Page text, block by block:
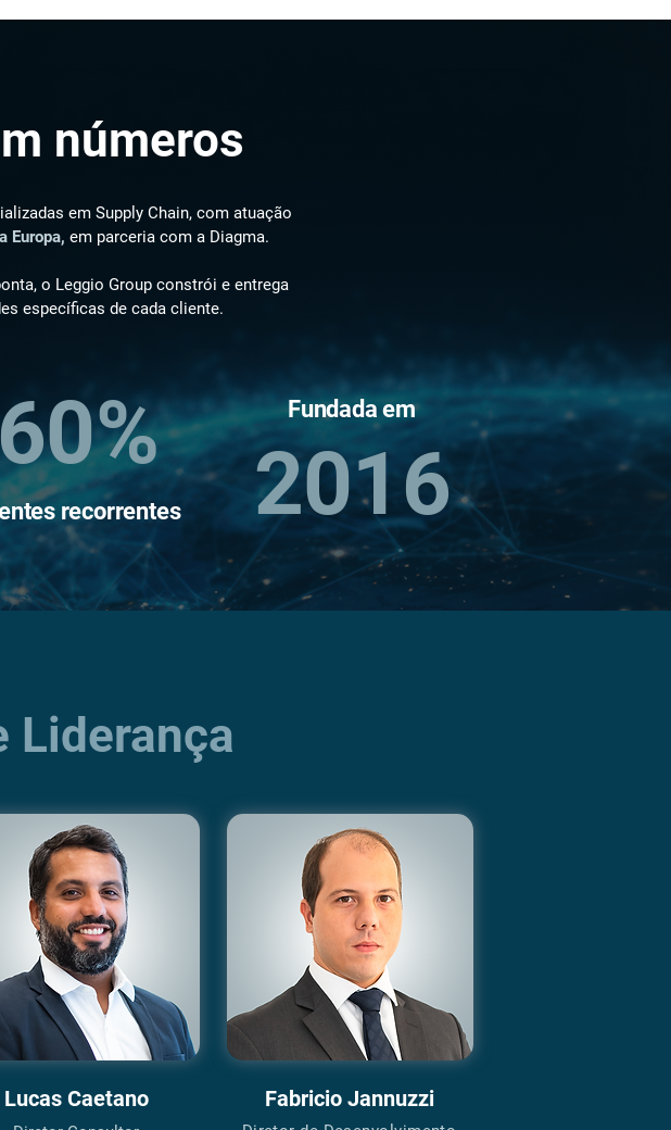
números
em Supply Chain, com atuação
Europa, em parceria com a Diagma.
o Leggio Group constrói e entrega
específicas de cada cliente.
recorrentes
Fundada em
2016
Liderança
Lucas Caetano Fabricio Jannuzzi